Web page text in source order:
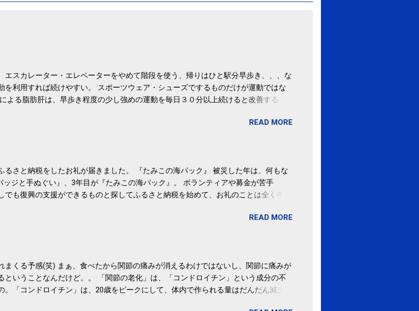
エスカレーター・エレベーターをやめて階段を使う、帰りはひと駅分早歩き、、、な
を利用すれば続けやすい。 スポーツウェア・シューズでするものだけが運動ではな
る脂肪肝は、早歩き程度の少し強めの運動を毎日３０分以上続けると改善する、
重は減らなくても効果があるという。 正田教授は「汗ばむ程度の運動を毎日３０分
している。 脂肪肝、毎日３０分の早歩きで改善 筑波大「減量しなくても効果」 -
READ MORE
るさと納税をしたお礼が届きました。 『たみこの海パック』 被災した年は、何もな
ッジと手ぬぐい』、3年目が『たみこの海パック』。 ボランティアや募金が苦手
でも復興の支援ができるものと探してふるさと納税を始めて、お礼のことは全く考え
あって始めたのですが、節税になるほど稼げていないのでこちらの目的は......。 総務
READ MORE
まくる予感(笑) まぁ、食べたから関節の痛みが消えるわけではないし、関節に痛みが
ということなんだけど。。 「関節の老化」は、「コンドロイチン」という成分の不
。「コンドロイチン」は、20歳をピークにして、体内で作られる量はだんだん減少し